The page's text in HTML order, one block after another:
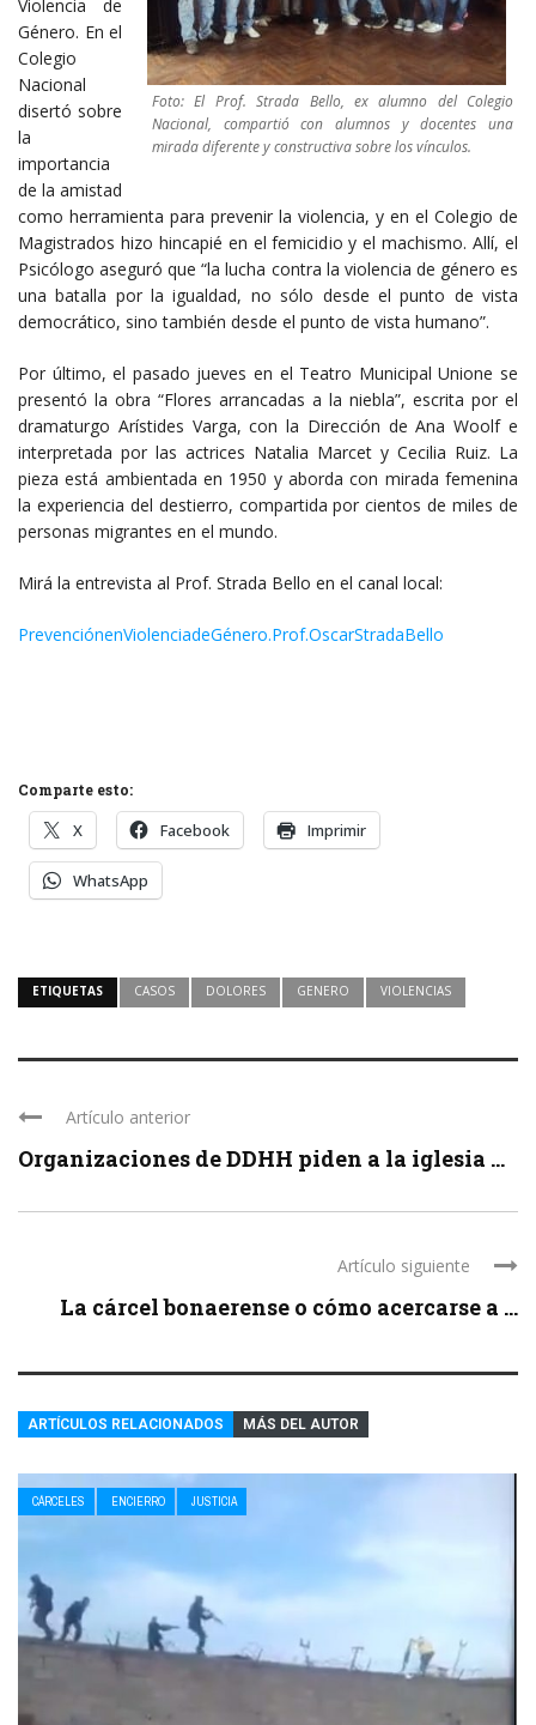
Foto: El Prof. Strada Bello, ex alumno del Colegio
Nacional, compartió con alumnos y docentes una
mirada diferente y constructiva sobre los vínculos.
Violencia de
Género. En el
Colegio
Nacional
disertó sobre
la
importancia
de la amistad
como herramienta para prevenir la violencia, y en el Colegio de
Magistrados hizo hincapié en el femicidio y el machismo. Allí, el
Psicólogo aseguró que “la lucha contra la violencia de género es
una batalla por la igualdad, no sólo desde el punto de vista
democrático, sino también desde el punto de vista humano”.
Por último, el pasado jueves en el Teatro Municipal Unione se
presentó la obra “Flores arrancadas a la niebla”, escrita por el
dramaturgo Arístides Varga, con la Dirección de Ana Woolf e
interpretada por las actrices Natalia Marcet y Cecilia Ruiz. La
pieza está ambientada en 1950 y aborda con mirada femenina
la experiencia del destierro, compartida por cientos de miles de
personas migrantes en el mundo.
Mirá la entrevista al Prof. Strada Bello en el canal local:
PrevenciónenViolenciadeGénero.Prof.OscarStradaBello
Comparte esto:
X Facebook Imprimir
WhatsApp
ETIQUETAS CASOS DOLORES GENERO VIOLENCIAS
Artículo anterior
Organizaciones de DDHH piden a la iglesia ...
Artículo siguiente
La cárcel bonaerense o cómo acercarse a ...
ARTÍCULOS RELACIONADOS MÁS DEL AUTOR
CÁRCELES ENCIERRO JUSTICIA